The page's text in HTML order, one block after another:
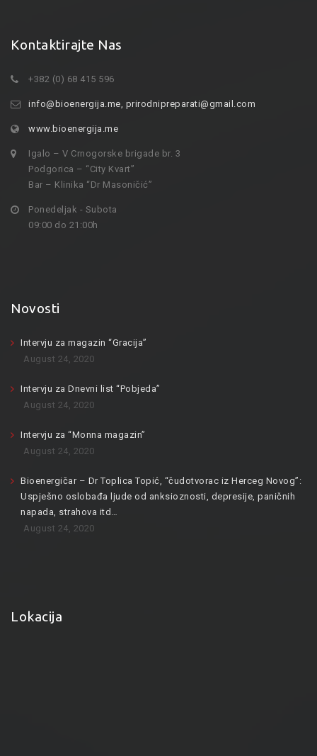
Kontaktirajte Nas
+382 (0) 68 415 596
info@bioenergija.me prirodnipreparati@gmail.com
www.bioenergija.me
Igalo – V Crnogorske brigade br. 3
Podgorica – “City Kvart”
Bar – Klinika “Dr Masoničić”
Ponedeljak - Subota
09:00 do 21:00h
Novosti
Intervju za magazin “Gracija”
August 24, 2020
Intervju za Dnevni list “Pobjeda”
August 24, 2020
Intervju za “Monna magazin”
August 24, 2020
Bioenergičar – Dr Toplica Topić, “čudotvorac iz Herceg Novog”:
Uspješno oslobađa ljude od anksioznosti, depresije, paničnih
napada, strahova itd…
August 24, 2020
Lokacija